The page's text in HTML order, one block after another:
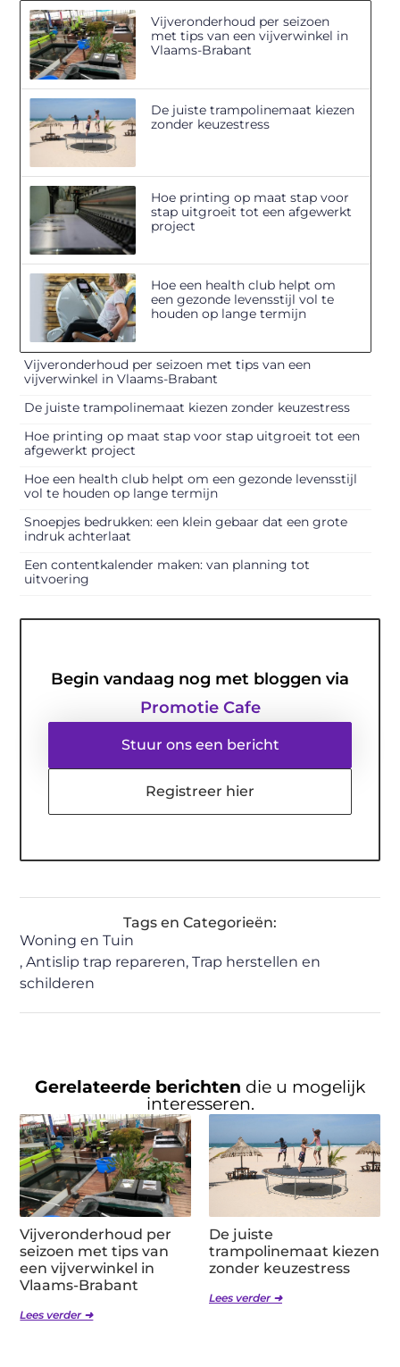
Vijveronderhoud per seizoen
met tips van een vijverwinkel in
Vlaams-Brabant
De juiste trampolinemaat kiezen
zonder keuzestress
Hoe printing op maat stap voor
stap uitgroeit tot een afgewerkt
project
Hoe een health club helpt om
een gezonde levensstijl vol te
houden op lange termijn
Vijveronderhoud per seizoen met tips van een
vijverwinkel in Vlaams-Brabant
De juiste trampolinemaat kiezen zonder keuzestress
Hoe printing op maat stap voor stap uitgroeit tot een
afgewerkt project
Hoe een health club helpt om een gezonde levensstijl
vol te houden op lange termijn
Snoepjes bedrukken: een klein gebaar dat een grote
indruk achterlaat
Een contentkalender maken: van planning tot
uitvoering
Begin vandaag nog met bloggen via
Promotie Cafe
Stuur ons een bericht
Registreer hier
Tags en Categorieën:
Woning en Tuin
,Antislip trap repareren,Trap herstellen en
schilderen
Gerelateerde berichten die u mogelijk
interesseren.
Vijveronderhoud per
seizoen met tips van
een vijverwinkel in
Vlaams-Brabant
Lees verder ➜
De juiste
trampolinemaat kiezen
zonder keuzestress
Lees verder ➜